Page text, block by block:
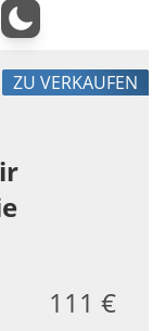
ZU VERKAUFEN
111 €